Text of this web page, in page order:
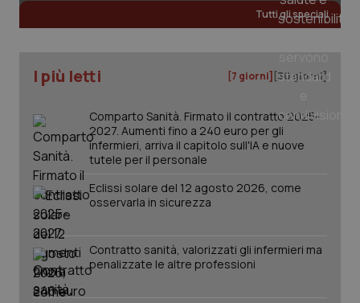
Tutti gli speciali
I più letti [7 giorni] [30 giorni]
Comparto Sanità. Firmato il contratto 2025-
2027. Aumenti fino a 240 euro per gli
infermieri, arriva il capitolo sull'IA e nuove
tutele per il personale
Eclissi solare del 12 agosto 2026, come
osservarla in sicurezza
Contratto sanità, valorizzati gli infermieri ma
penalizzate le altre professioni
tracking-sites-ironfish-
www.quotidianosanita.it
_ga
Google LLC
.quotidianosanita.it